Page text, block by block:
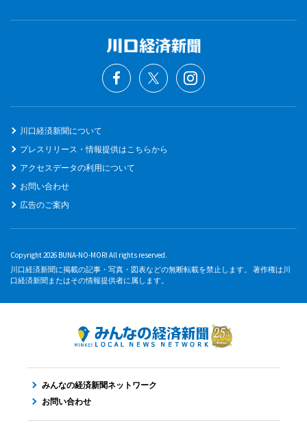
川口経済新聞について
プレスリリース・情報提供はこちらから
アクセスデータの利用について
お問い合わせ
広告のご案内
Copyright 2026 BUNA-NO-MORI All rights reserved.
川口経済新聞に掲載の記事・写真・図表などの無断転載を禁止します。 著作権は川
口経済新聞またはその情報提供者に属します。
みんなの経済新聞ネットワーク
お問い合わせ